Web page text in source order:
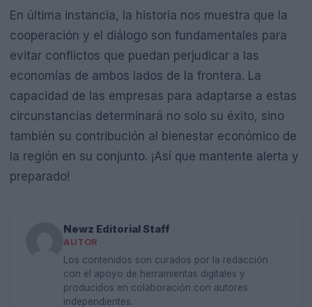
En última instancia, la historia nos muestra que la
cooperación y el diálogo son fundamentales para
evitar conflictos que puedan perjudicar a las
economías de ambos lados de la frontera. La
capacidad de las empresas para adaptarse a estas
circunstancias determinará no solo su éxito, sino
también su contribución al bienestar económico de
la región en su conjunto. ¡Así que mantente alerta y
preparado!
Newz Editorial Staff
AUTOR
Los contenidos son curados por la redacción
con el apoyo de herramientas digitales y
producidos en colaboración con autores
independientes.